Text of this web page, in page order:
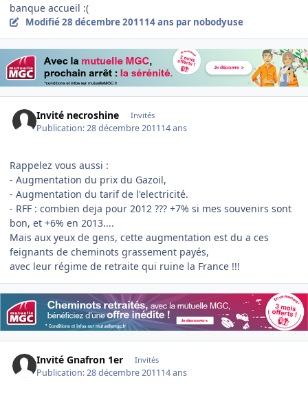
banque accueil :(
Modifié28 décembre 201114 ans par nobodyuse
Invité necroshine Invités
Publication:28 décembre 201114 ans
Rappelez vous aussi :
- Augmentation du prix du Gazoil,
- Augmentation du tarif de l'electricité.
- RFF : combien deja pour 2012 ??? +7% si mes souvenirs sont
bon, et +6% en 2013....
Mais aux yeux de gens, cette augmentation est du a ces
feignants de cheminots grassement payés,
avec leur régime de retraite qui ruine la France !!!
Invité Gnafron 1er Invités
Publication:28 décembre 201114 ans